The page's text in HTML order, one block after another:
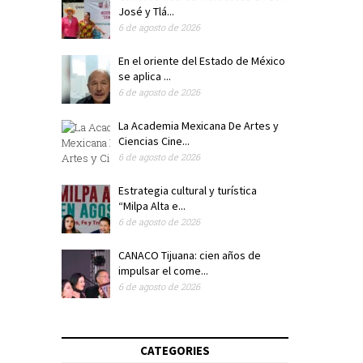
José y Tlá...
6 de agosto de 2026
En el oriente del Estado de México
se aplica ...
6 de agosto de 2026
La Academia Mexicana De Artes y
Ciencias Cine...
6 de agosto de 2026
Estrategia cultural y turística
“Milpa Alta e...
6 de agosto de 2026
CANACO Tijuana: cien años de
impulsar el come...
6 de agosto de 2026
CATEGORIES